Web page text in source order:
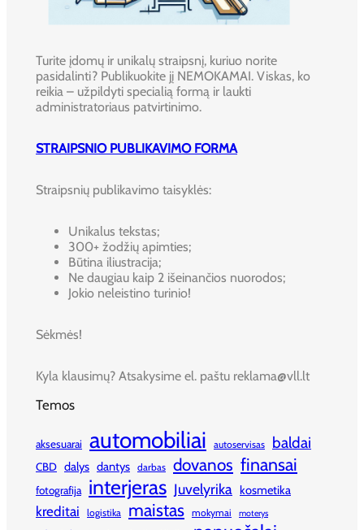
Turite įdomų ir unikalų straipsnį, kuriuo norite
pasidalinti? Publikuokite jį NEMOKAMAI. Viskas, ko
reikia – užpildyti specialią formą ir laukti
administratoriaus patvirtinimo.
STRAIPSNIO PUBLIKAVIMO FORMA
Straipsnių publikavimo taisyklės:
Unikalus tekstas;
300+ žodžių apimties;
Būtina iliustracija;
Ne daugiau kaip 2 išeinančios nuorodos;
Jokio neleistino turinio!
Sėkmės!
Kyla klausimų? Atsakysime el. paštu reklama@vll.lt
Temos
aksesuarai automobiliai autoservisas baldai
CBD dalys dantys darbas dovanos finansai
fotografija interjeras Juvelyrika kosmetika
kreditai logistika maistas mokymai moterys